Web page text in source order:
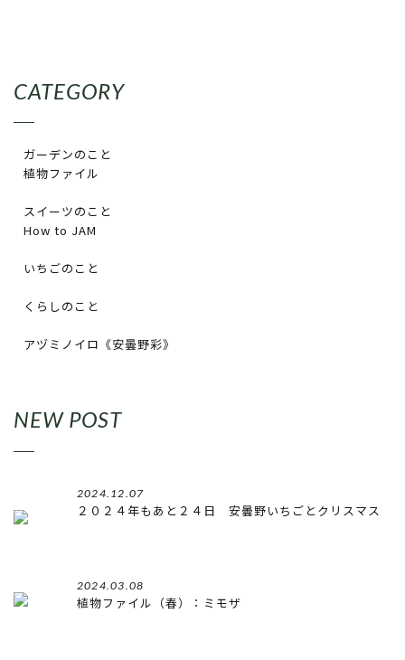
CATEGORY
ガーデンのこと
植物ファイル
スイーツのこと
How to JAM
いちごのこと
くらしのこと
アヅミノイロ《安曇野彩》
NEW POST
2024.12.07
２０２４年もあと２４日 安曇野いちごとクリスマス
2024.03.08
植物ファイル（春）：ミモザ